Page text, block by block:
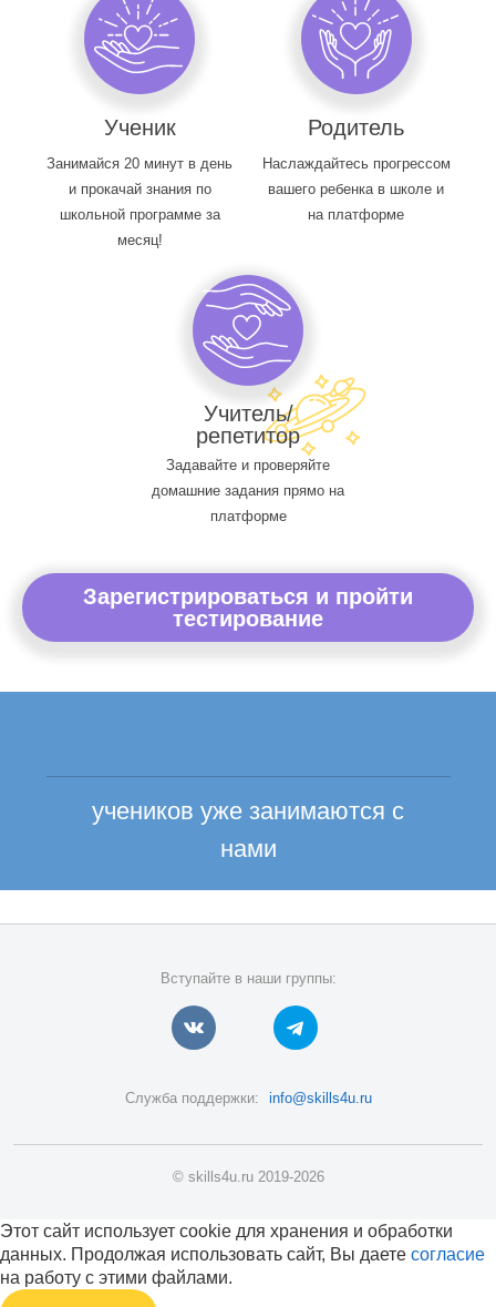
Ученик
Занимайся 20 минут в день
и прокачай знания по
школьной программе за
месяц!
Родитель
Наслаждайтесь прогрессом
вашего ребенка в школе и
на платформе
Учитель/
репетитор
Задавайте и проверяйте
домашние задания прямо на
платформе
Зарегистрироваться и пройти
тестирование
учеников уже занимаются с
нами
Вступайте в наши группы:
Служба поддержки: info@skills4u.ru
© skills4u.ru 2019-2026
Этот сайт использует cookie для хранения и обработки
данных. Продолжая использовать сайт, Вы даете согласие
на работу с этими файлами.